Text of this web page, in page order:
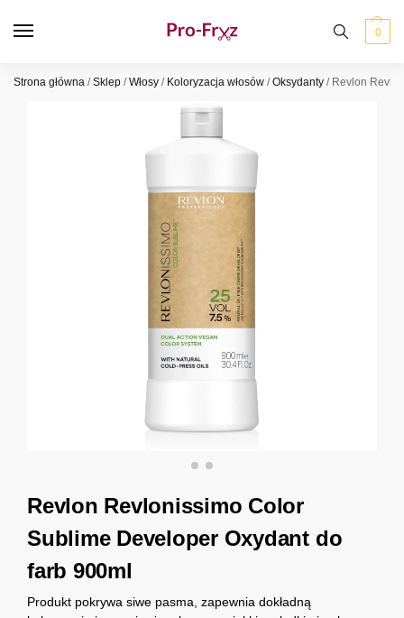
0
Strona główna /Sklep /Włosy / Koloryzacja włosów /Oksydanty / Revlon
Revlon Revlonissimo Color
Sublime Developer Oxydant do
farb 900ml
Produkt pokrywa siwe pasma, zapewnia dokładną